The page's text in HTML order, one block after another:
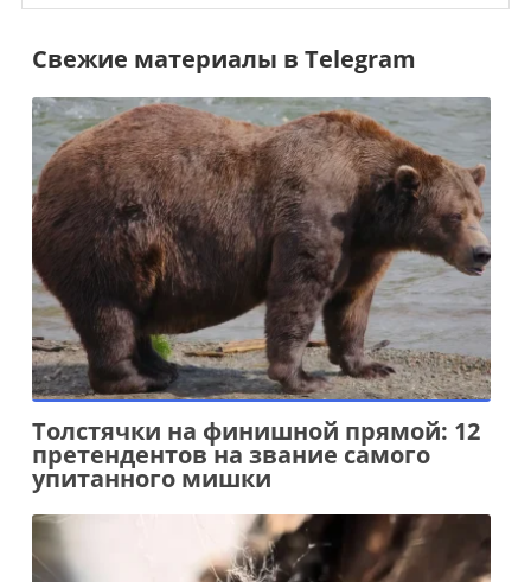
Свежие материалы в Telegram
Толстячки на финишной прямой: 12
претендентов на звание самого
упитанного мишки